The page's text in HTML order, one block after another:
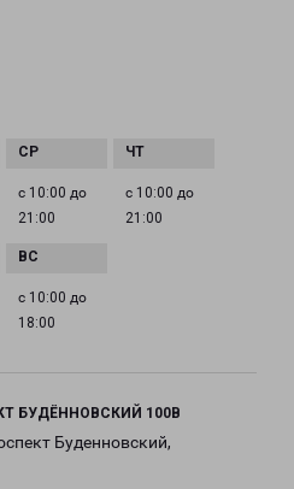
с 10:00 до
21:00
с 10:00 до
21:00
с 10:00 до
18:00
БУДЁННОВСКИЙ 100В
Буденновский,